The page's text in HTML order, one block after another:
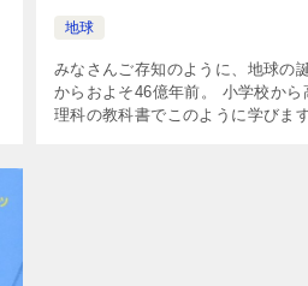
地球
みなさんご存知のように、地球の
からおよそ46億年前。 小学校から
理科の教科書でこのように学びます